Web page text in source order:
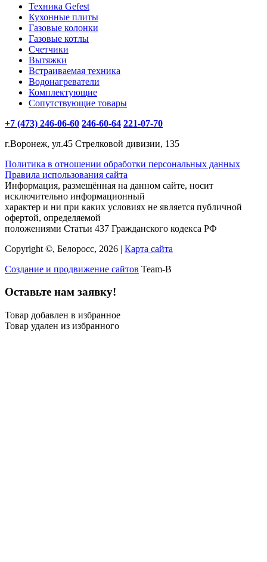
Техника Gefest
Кухонные плиты
Газовые колонки
Газовые котлы
Счетчики
Вытяжки
Встраиваемая техника
Водонагреватели
Комплектующие
Сопутствующие товары
+7 (473) 246-06-60 246-60-64 221-07-70
г.Воронеж, ул.45 Стрелковой дивизии, 135
Политика в отношении обработки персональных данных
Правила использования сайта
Информация, размещённая на данном сайте, носит
исключительно информационный
характер и ни при каких условиях не является публичной
офертой, определяемой
положениями Статьи 437 Гражданского кодекса РФ
Copyright ©, Белоросс, 2026 | Карта сайта
Создание и продвижение сайтов Team-B
Оставьте нам заявку!
Товар добавлен в избранное
Товар удален из избранного